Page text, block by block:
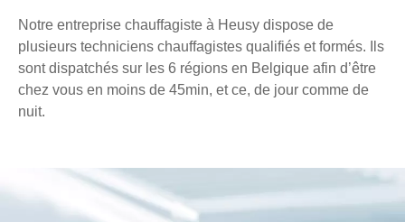
Notre entreprise chauffagiste à Heusy dispose de
plusieurs techniciens chauffagistes qualifiés et formés. Ils
sont dispatchés sur les 6 régions en Belgique afin d’être
chez vous en moins de 45min, et ce, de jour comme de
nuit.